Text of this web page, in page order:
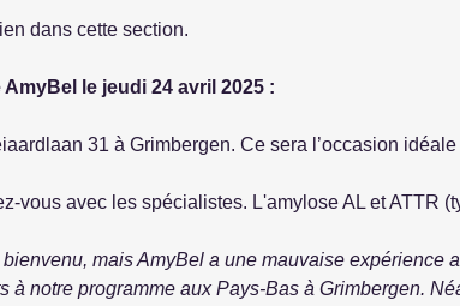
dans cette section.
le jeudi 24 avril 2025 :
31 à Grimbergen. Ce sera l’occasion
vous avec les spécialistes. L'amylose AL et ATTR
mais AmyBel a une mauvaise expérience
à notre programme aux Pays-Bas à Grimbergen.